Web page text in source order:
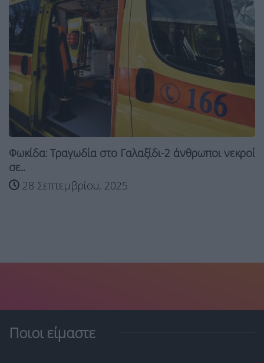
Φωκίδα: Τραγωδία στο Γαλαξίδι-2 άνθρωποι νεκροί
σε...
28 Σεπτεμβρίου, 2025
Ποιοι είμαστε